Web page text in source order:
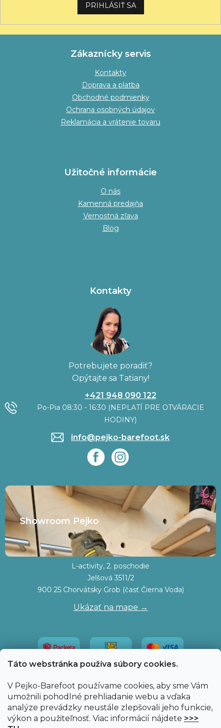
Táto webstránka používa súbory cookies.
V Pejko-Barefoot používame cookies, aby sme Vám
umožnili pohodlné prehliadanie webu a vďaka
analýze prevádzky neustále zlepšovali jeho funkcie,
výkon a použiteľnosť. Viac informácií nájdete >>>
PRIHLÁSIŤ SA
Zákaznícky servis
Kontakty
Doprava a platba
Obchodné podmienky
Ochrana osobných údajov
Reklamácia a vrátenie tovaru
Užitočné informácie
O nás
Kamenná predajňa
Vernostná zľava
Blog
Kontakty
Potrebujete poradiť?
Opýtajte sa Tatiany!
+421 948 090 122
Po-Pia 08:30 - 16:30 (NEPLATÍ PRE OTVÁRACIE
HODINY)
info@pejko-barefoot.sk
Showroom Pejko
L-activity, 2. poschodie
Jelšová 3511/2
900 25 Chorvátsky Grob (časť Čierna Voda)
Ukázať na mape →